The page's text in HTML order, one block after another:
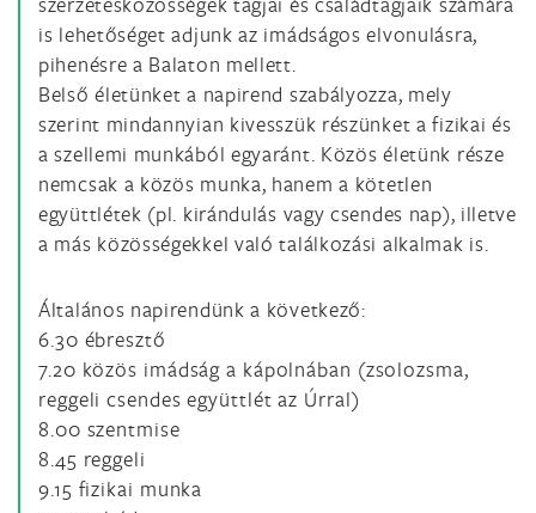
is lehetőséget adjunk az imádságos elvonulásra,
pihenésre a Balaton mellett.
Belső életünket a napirend szabályozza, mely
szerint mindannyian kivesszük részünket a fizikai és
a szellemi munkából egyaránt. Közös életünk része
nemcsak a közös munka, hanem a kötetlen
együttlétek (pl. kirándulás vagy csendes nap), illetve
a más közösségekkel való találkozási alkalmak is.
Általános napirendünk a következő:
6.30 ébresztő
7.20 közös imádság a kápolnában (zsolozsma,
reggeli csendes együttlét az Úrral)
8.00 szentmise
8.45 reggeli
9.15 fizikai munka